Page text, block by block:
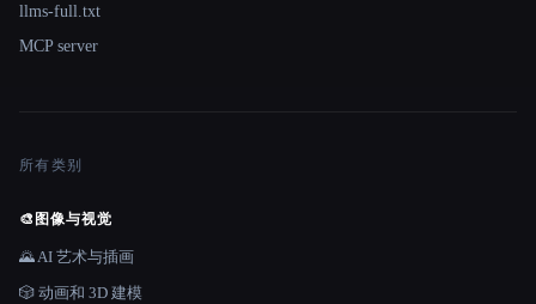
llms-full.txt
MCP server
所有类别
🎨 图像与视觉
🌄 AI 艺术与插画
🎲 动画和 3D 建模